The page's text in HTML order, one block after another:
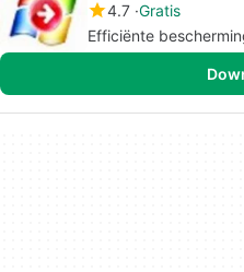
4.7 Gratis
Efficiënte